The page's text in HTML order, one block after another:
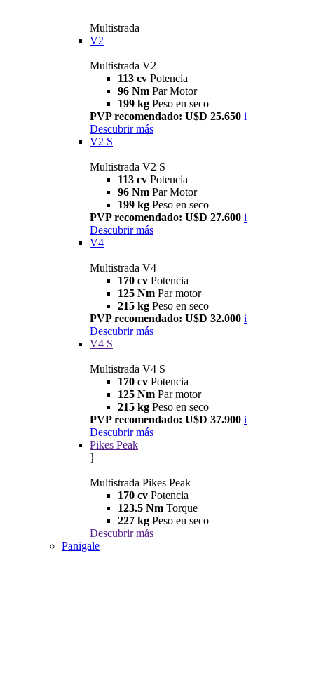
Multistrada
V2
Multistrada V2
113 cv Potencia
96 Nm Par Motor
199 kg Peso en seco
PVP recomendado: U$D 25.650 i
Descubrir más
V2 S
Multistrada V2 S
113 cv Potencia
96 Nm Par Motor
199 kg Peso en seco
PVP recomendado: U$D 27.600 i
Descubrir más
V4
Multistrada V4
170 cv Potencia
125 Nm Par motor
215 kg Peso en seco
PVP recomendado: U$D 32.000 i
Descubrir más
V4 S
Multistrada V4 S
170 cv Potencia
125 Nm Par motor
215 kg Peso en seco
PVP recomendado: U$D 37.900 i
Descubrir más
Pikes Peak
}
Multistrada Pikes Peak
170 cv Potencia
123.5 Nm Torque
227 kg Peso en seco
Descubrir más
Panigale